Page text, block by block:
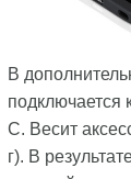
В
C. Весит
г). В